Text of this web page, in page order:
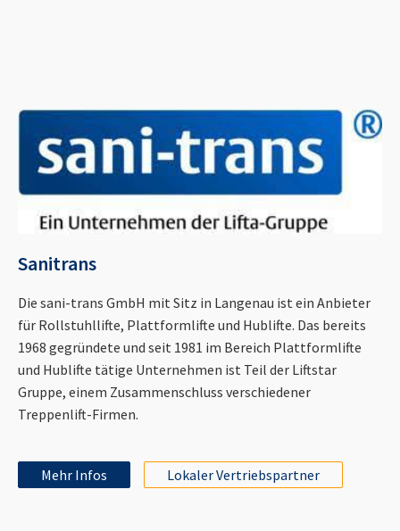
Sanitrans
Die sani-trans GmbH mit Sitz in Langenau ist ein Anbieter
für Rollstuhllifte, Plattformlifte und Hublifte. Das bereits
1968 gegründete und seit 1981 im Bereich Plattformlifte
und Hublifte tätige Unternehmen ist Teil der Liftstar
Gruppe, einem Zusammenschluss verschiedener
Treppenlift-Firmen.
Mehr Infos Lokaler Vertriebspartner